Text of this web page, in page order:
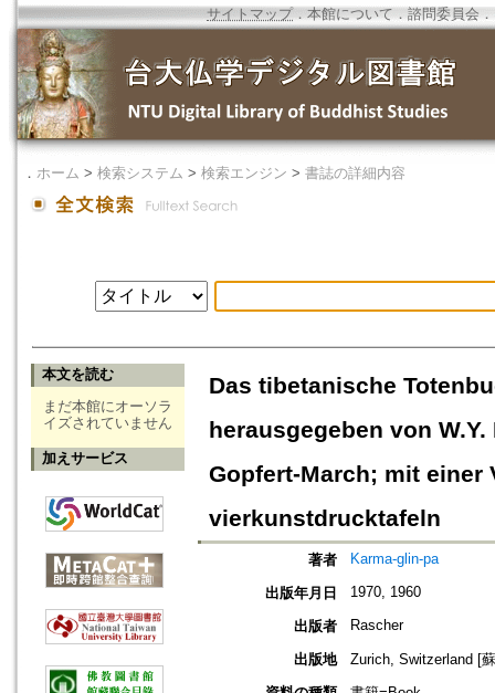
サイトマップ．本館について ． 諮問委員会 ．
． ホーム > 検索システム > 検索エンジン > 書誌の詳細内容
本文を読む
まだ本館にオーソラ
イズされていません
加えサービス
Das tibetanische
herausgegeben von
Gopfert-March; mit einer
vierkunstdrucktafeln
著者 Karma-glin-pa
出版年月日 1970, 1960
出版者 Rascher
出版地
Zurich, Switzerland [